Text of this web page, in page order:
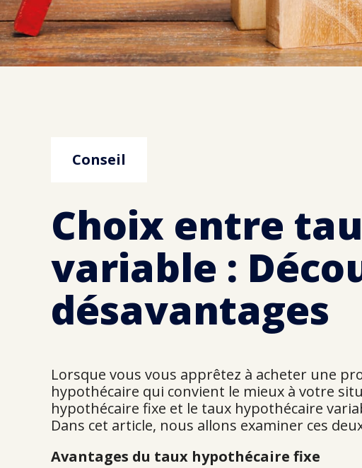
Conseil
Choix entre
variable :
désavantages
Lorsque vous vous apprêtez à acheter une
hypothécaire qui convient le mieux à votre
hypothécaire fixe et le taux hypothécaire
Dans cet article, nous allons examiner ces
Avantages du taux hypothécaire fixe